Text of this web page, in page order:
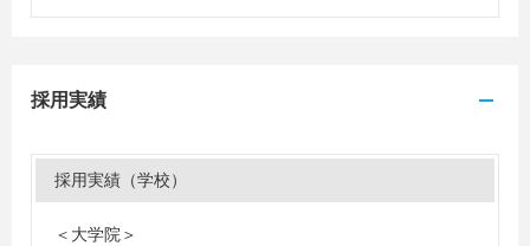
採用実績
採用実績（学校）
＜大学院＞